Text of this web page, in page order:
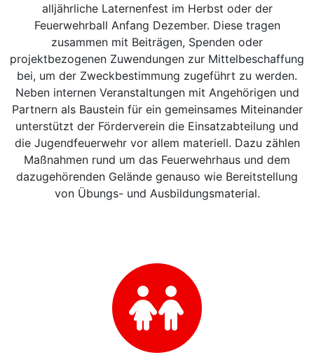
alljährliche Laternenfest im Herbst oder der
Feuerwehrball Anfang Dezember. Diese tragen
zusammen mit Beiträgen, Spenden oder
projektbezogenen Zuwendungen zur Mittelbeschaffung
bei, um der Zweckbestimmung zugeführt zu werden.
Neben internen Veranstaltungen mit Angehörigen und
Partnern als Baustein für ein gemeinsames Miteinander
unterstützt der Förderverein die Einsatzabteilung und
die Jugendfeuerwehr vor allem materiell. Dazu zählen
Maßnahmen rund um das Feuerwehrhaus und dem
dazugehörenden Gelände genauso wie Bereitstellung
von Übungs- und Ausbildungsmaterial.